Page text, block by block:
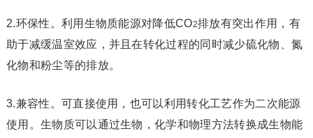
2.环保性。利用生物质能源对降低CO2排放有突出作用，有
助于减缓温室效应，并且在转化过程的同时减少硫化物、氮
化物和粉尘等的排放。
3.兼容性。可直接使用，也可以利用转化工艺作为二次能源
使用。生物质可以通过生物，化学和物理方法转换成生物能